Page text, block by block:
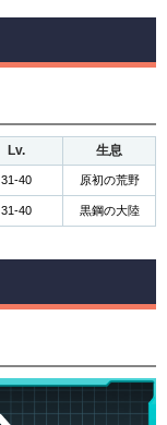
Lv. 生息
31-40 原初の荒野
31-40 黒鋼の大陸